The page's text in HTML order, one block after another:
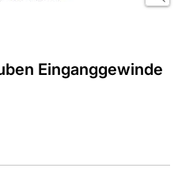
Einganggewinde